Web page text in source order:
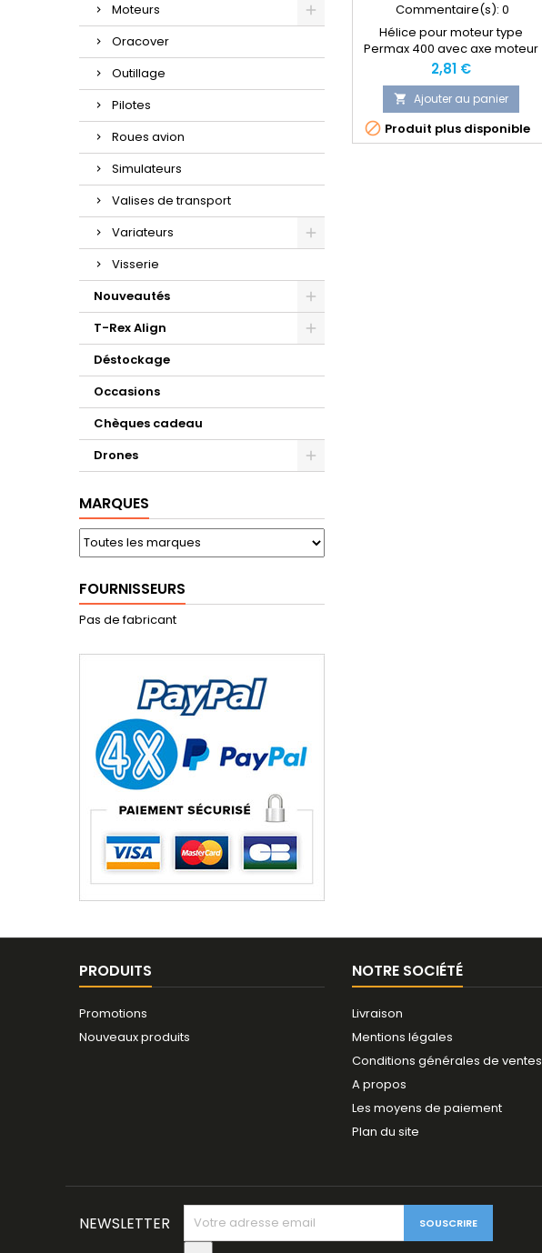
Moteurs
Oracover
Outillage
Pilotes
Roues avion
Simulateurs
Valises de transport
Variateurs
Visserie
Nouveautés
T-Rex Align
Déstockage
Occasions
Chèques cadeau
Drones
MARQUES
FOURNISSEURS
Pas de fabricant
Commentaire(s): 0
Hélice pour moteur type
Permax 400 avec axe moteur
Ø=2.3 mm. La fixation se fait en
force avec un peu de cyano.
Livrée avec un cône intégré.
Elle remplace l'hélice blanche
avec le cône noir.
Prix
2,81 €
 Ajouter au panier
 Produit plus disponible
PRODUITS
Promotions
Nouveaux produits
NOTRE SOCIÉTÉ
Livraison
Mentions légales
Conditions générales de ventes
A propos
Les moyens de paiement
Plan du site
NEWSLETTER